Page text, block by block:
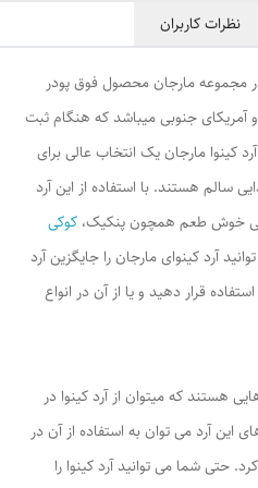
نظرات کاربران
مجموعه مارجان محصول فوق پودر
جنوبی میباشد که هنگام ثبت
کینوا مارجان یک انتخاب عالی برای
سالم هستند. با استفاده از این آرد
خوش طعم همچون پنکیک، کوکی
آرد کینوای مارجان را جایگزین آرد
قرار دهید و یا از آن در انواع
هستند که میتوان از آرد کینوا در
این آرد می توان به استفاده از آن در
حتی شما می توانید آرد کینوا را